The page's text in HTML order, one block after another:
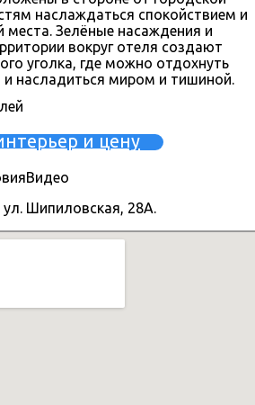
наслаждаться спокойствием и
места. Зелёные насаждения и
вокруг отеля создают
уголка, где можно отдохнуть
и насладиться миром и тишиной.
и цену
Видео
ул. Шипиловская, 28А.